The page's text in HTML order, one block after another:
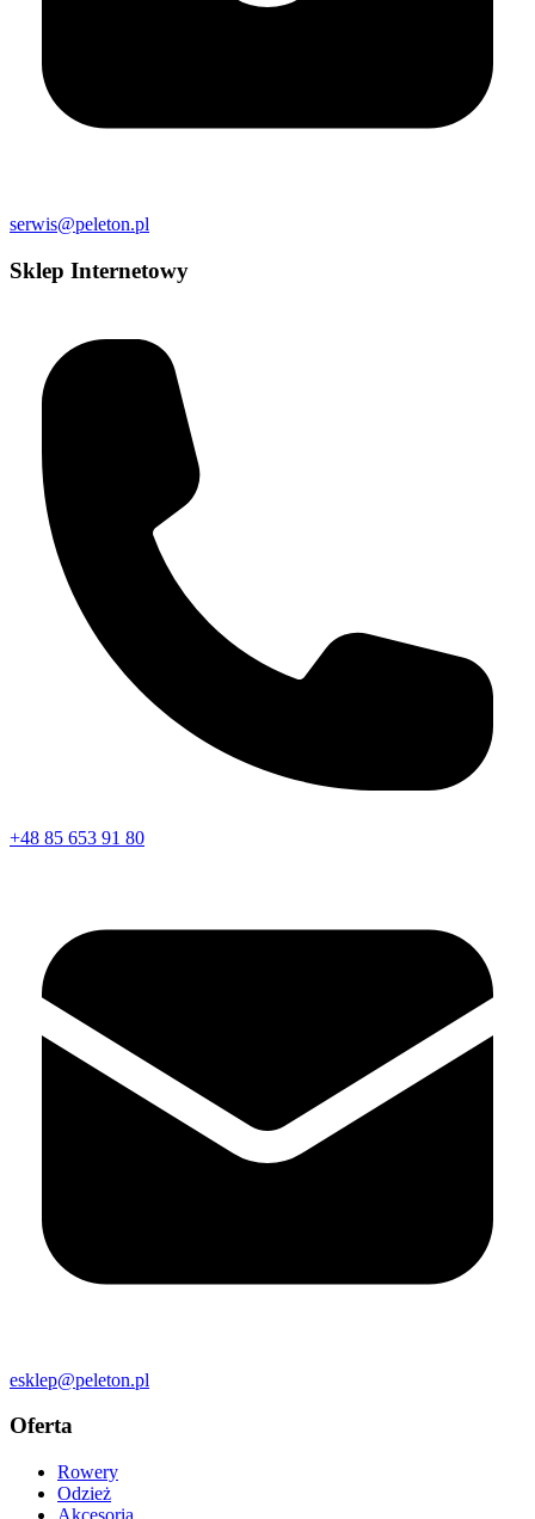
serwis@peleton.pl
Sklep Internetowy
+48 85 653 91 80
esklep@peleton.pl
Oferta
Rowery
Odzież
Akcesoria